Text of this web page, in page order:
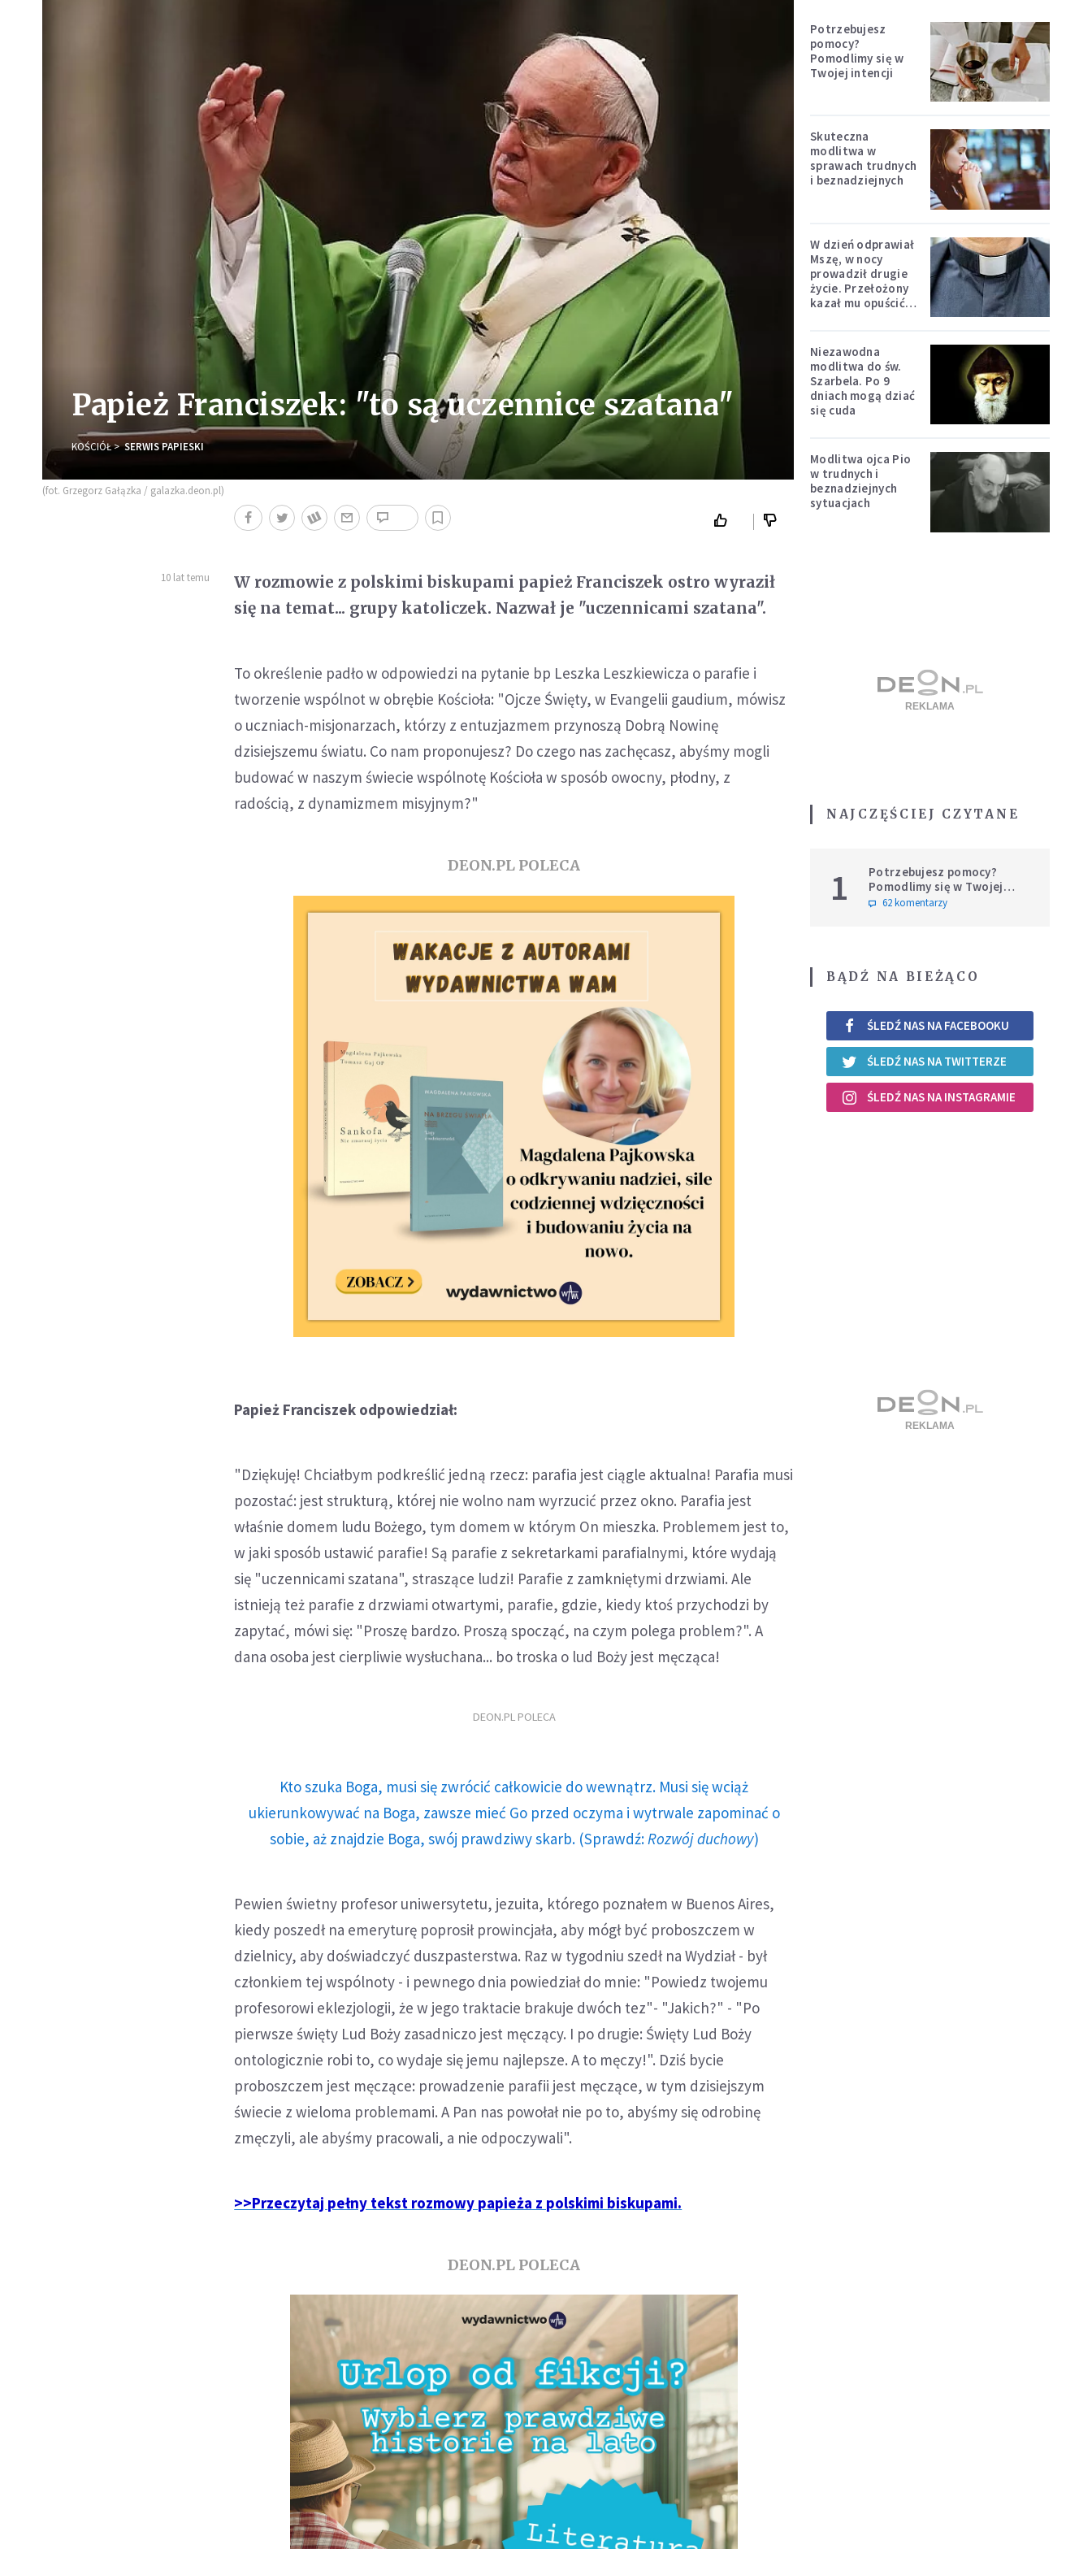
Papież Franciszek: "to są uczennice szatana"
KOŚCIÓŁ SERWIS PAPIESKI
(fot. Grzegorz Gałązka / galazka.deon.pl)
10 lat temu
W rozmowie z polskimi biskupami papież Franciszek ostro wyraził
się na temat... grupy katoliczek. Nazwał je "uczennicami szatana".
To określenie padło w odpowiedzi na pytanie bp Leszka Leszkiewicza o parafie i
tworzenie wspólnot w obrębie Kościoła: "Ojcze Święty, w Evangelii gaudium, mówisz
o uczniach-misjonarzach, którzy z entuzjazmem przynoszą Dobrą Nowinę
dzisiejszemu światu. Co nam proponujesz? Do czego nas zachęcasz, abyśmy mogli
budować w naszym świecie wspólnotę Kościoła w sposób owocny, płodny, z
radością, z dynamizmem misyjnym?"
DEON.PL POLECA
Papież Franciszek odpowiedział:
"Dziękuję! Chciałbym podkreślić jedną rzecz: parafia jest ciągle aktualna! Parafia musi
pozostać: jest strukturą, której nie wolno nam wyrzucić przez okno. Parafia jest
właśnie domem ludu Bożego, tym domem w którym On mieszka. Problemem jest to,
w jaki sposób ustawić parafie! Są parafie z sekretarkami parafialnymi, które wydają
się "uczennicami szatana", straszące ludzi! Parafie z zamkniętymi drzwiami. Ale
istnieją też parafie z drzwiami otwartymi, parafie, gdzie, kiedy ktoś przychodzi by
zapytać, mówi się: "Proszę bardzo. Proszą spocząć, na czym polega problem?". A
dana osoba jest cierpliwie wysłuchana... bo troska o lud Boży jest męcząca!
DEON.PL POLECA
Kto szuka Boga, musi się zwrócić całkowicie do wewnątrz. Musi się wciąż
ukierunkowywać na Boga, zawsze mieć Go przed oczyma i wytrwale zapominać o
sobie, aż znajdzie Boga, swój prawdziwy skarb. (Sprawdź: Rozwój duchowy)
Pewien świetny profesor uniwersytetu, jezuita, którego poznałem w Buenos Aires,
kiedy poszedł na emeryturę poprosił prowincjała, aby mógł być proboszczem w
dzielnicy, aby doświadczyć duszpasterstwa. Raz w tygodniu szedł na Wydział - był
członkiem tej wspólnoty - i pewnego dnia powiedział do mnie: "Powiedz twojemu
profesorowi eklezjologii, że w jego traktacie brakuje dwóch tez"- "Jakich?" - "Po
pierwsze święty Lud Boży zasadniczo jest męczący. I po drugie: Święty Lud Boży
ontologicznie robi to, co wydaje się jemu najlepsze. A to męczy!". Dziś bycie
proboszczem jest męczące: prowadzenie parafii jest męczące, w tym dzisiejszym
świecie z wieloma problemami. A Pan nas powołał nie po to, abyśmy się odrobinę
zmęczyli, ale abyśmy pracowali, a nie odpoczywali".
>>Przeczytaj pełny tekst rozmowy papieża z polskimi biskupami.
DEON.PL POLECA
Potrzebujesz
pomocy?
Pomodlimy się w
Twojej intencji
Skuteczna
modlitwa w
sprawach trudnych
i beznadziejnych
W dzień odprawiał
Mszę, w nocy
prowadził drugie
życie. Przełożony
kazał mu opuścić
Niezawodna
modlitwa do św.
Szarbela. Po 9
dniach mogą dziać
się cuda
Modlitwa ojca Pio
w trudnych i
beznadziejnych
sytuacjach
NAJCZĘŚCIEJ CZYTANE
1
Potrzebujesz pomocy?
Pomodlimy się w Twojej
intencji
62 komentarzy
BĄDŹ NA BIEŻĄCO
ŚLEDŹ NAS NA FACEBOOKU
ŚLEDŹ NAS NA TWITTERZE
ŚLEDŹ NAS NA INSTAGRAMIE